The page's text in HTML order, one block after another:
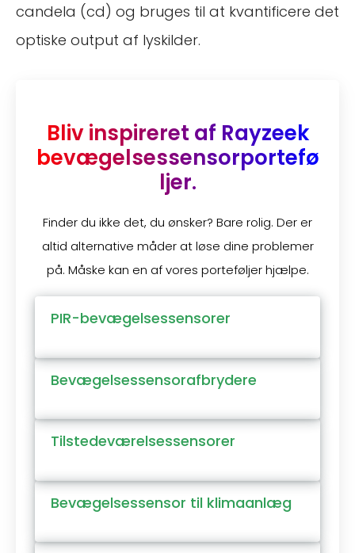
candela (cd) og bruges til at kvantificere det
optiske output af lyskilder.
Bliv inspireret af Rayzeek
bevægelsessensorportefø
ljer.
Finder du ikke det, du ønsker? Bare rolig. Der er
altid alternative måder at løse dine problemer
på. Måske kan en af vores porteføljer hjælpe.
PIR-bevægelsessensorer
Bevægelsessensorafbrydere
Tilstedeværelsessensorer
Bevægelsessensor til klimaanlæg